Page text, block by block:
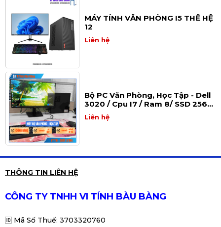
MÁY TÍNH VĂN PHÒNG I5 THẾ HỆ
12
Liên hệ
Bộ PC Văn Phòng, Học Tập - Dell
3020 / Cpu I7 / Ram 8/ SSD 256/
Nguồn 500w
Liên hệ
Liên hệ
THÔNG TIN LIÊN HỆ
CÔNG TY TNHH VI TÍNH BÀU BÀNG
🆔 Mã Số Thuế: 3703320760